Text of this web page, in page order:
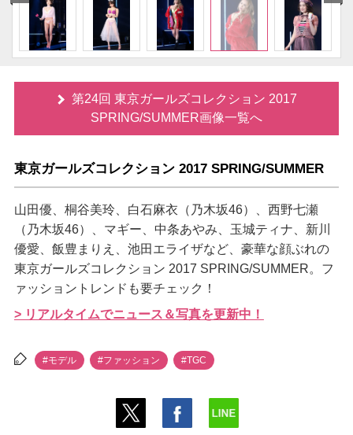
第24回 東京ガールズコレクション 2017
SPRING/SUMMER画像一覧へ
東京ガールズコレクション 2017 SPRING/SUMMER
山田優、桐谷美玲、白石麻衣（乃木坂46）、西野七瀬
（乃木坂46）、マギー、中条あやみ、玉城ティナ、新川
優愛、飯豊まりえ、池田エライザなど、豪華な顔ぶれの
東京ガールズコレクション 2017 SPRING/SUMMER。フ
ァッショントレンドも要チェック！
> リアルタイムでニュース＆写真を更新中！
#モデル #ファッション #TGC